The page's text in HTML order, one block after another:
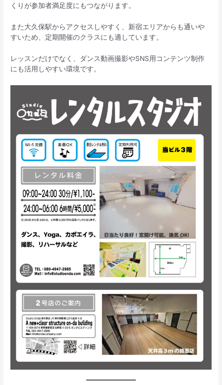
くりが参加者満足度にもつながります。
また大久保駅からアクセスしやすく、新宿エリアからも通いや
すいため、定期開催のクラスにも適しています。
レッスンだけでなく、ダンス動画撮影やSNS用コンテンツ制作
にも活用しやすい環境です。